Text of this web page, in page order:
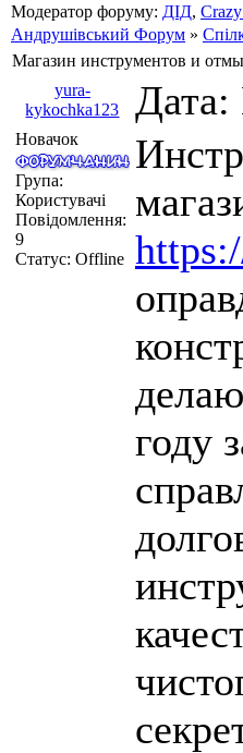
Модератор форуму: ДІД,
Андрушівський Форум »
Магазин инструментов и
yura-
kykochka123
Дата:
Новачок
Група:
Користувачі
Повідомлення:
9
Статус: Offline
году